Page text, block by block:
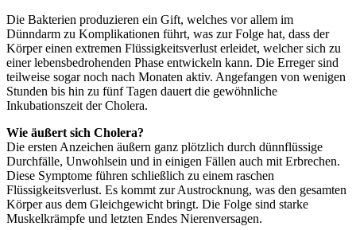
Die Bakterien produzieren ein Gift, welches vor allem im
Dünndarm zu Komplikationen führt, was zur Folge hat, dass der
Körper einen extremen Flüssigkeitsverlust erleidet, welcher sich zu
einer lebensbedrohenden Phase entwickeln kann. Die Erreger sind
teilweise sogar noch nach Monaten aktiv. Angefangen von wenigen
Stunden bis hin zu fünf Tagen dauert die gewöhnliche
Inkubationszeit der Cholera.
Wie äußert sich Cholera?
Die ersten Anzeichen äußern ganz plötzlich durch dünnflüssige
Durchfälle, Unwohlsein und in einigen Fällen auch mit Erbrechen.
Diese Symptome führen schließlich zu einem raschen
Flüssigkeitsverlust. Es kommt zur Austrocknung, was den gesamten
Körper aus dem Gleichgewicht bringt. Die Folge sind starke
Muskelkrämpfe und letzten Endes Nierenversagen.